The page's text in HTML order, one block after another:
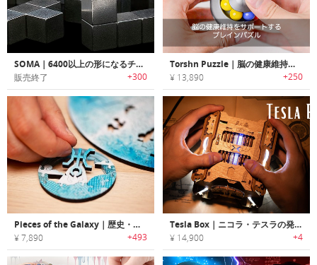
SOMA｜6400以上の形になるチタン製パズルキューブ「ソーマ」
販売終了 +300
Torshn Puzzle｜脳の健康維持をサポートするブレインパズル「トーシュンパズル」
¥ 13,890 +250
Pieces of the Galaxy｜歴史・神話・天文学がテーマの惑星パズル「ピーシーズオブギャラクシー」
¥ 7,890 +493
Tesla Box｜ニコラ・テスラの発明をモチーフにしたパズル
¥ 14,900 +4